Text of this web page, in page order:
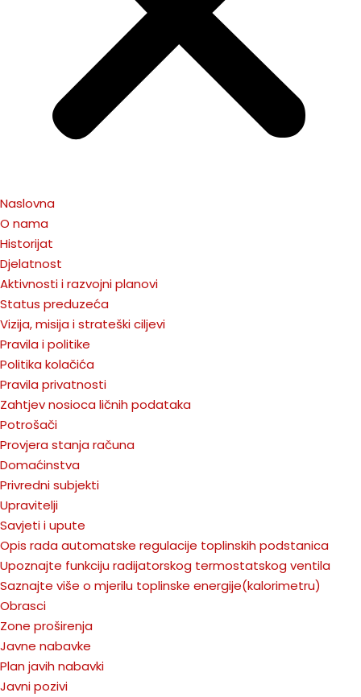
Naslovna
O nama
Historijat
Djelatnost
Aktivnosti i razvojni planovi
Status preduzeća
Vizija, misija i strateški ciljevi
Pravila i politike
Politika kolačića
Pravila privatnosti
Zahtjev nosioca ličnih podataka
Potrošači
Provjera stanja računa
Domaćinstva
Privredni subjekti
Upravitelji
Savjeti i upute
Opis rada automatske regulacije toplinskih podstanica
Upoznajte funkciju radijatorskog termostatskog ventila
Saznajte više o mjerilu toplinske energije(kalorimetru)
Obrasci
Zone proširenja
Javne nabavke
Plan javih nabavki
Javni pozivi